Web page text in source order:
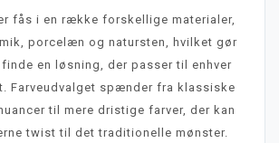
fås i en række forskellige materialer,
porcelæn og natursten, hvilket gør
en løsning, der passer til enhver
Farveudvalget spænder fra klassiske
til mere dristige farver, der kan
twist til det traditionelle mønster.